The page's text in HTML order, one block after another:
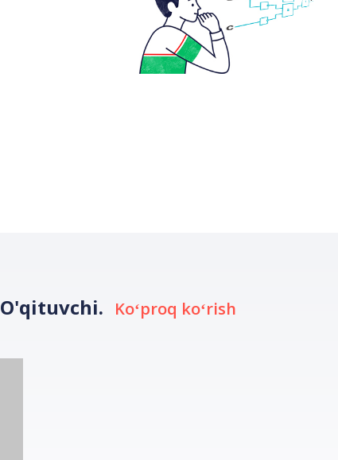
O'qituvchi. Koʻproq koʻrish